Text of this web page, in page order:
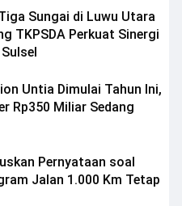
Sungai di Luwu Utara
TKPSDA Perkuat Sinergi
Untia Dimulai Tahun Ini,
Rp350 Miliar Sedang
Pernyataan soal
Jalan 1.000 Km Tetap